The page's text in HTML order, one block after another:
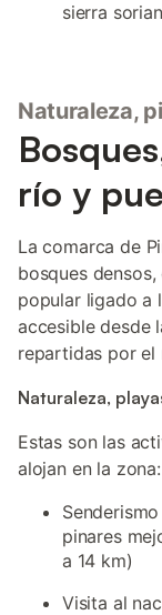
sierra
Naturaleza,
río y
La comarca de
bosques
popular ligado a
accesible desde
repartidas por el
Naturaleza,
Estas son las
alojan en la zona:
pinares
a 14 km)
Visita al